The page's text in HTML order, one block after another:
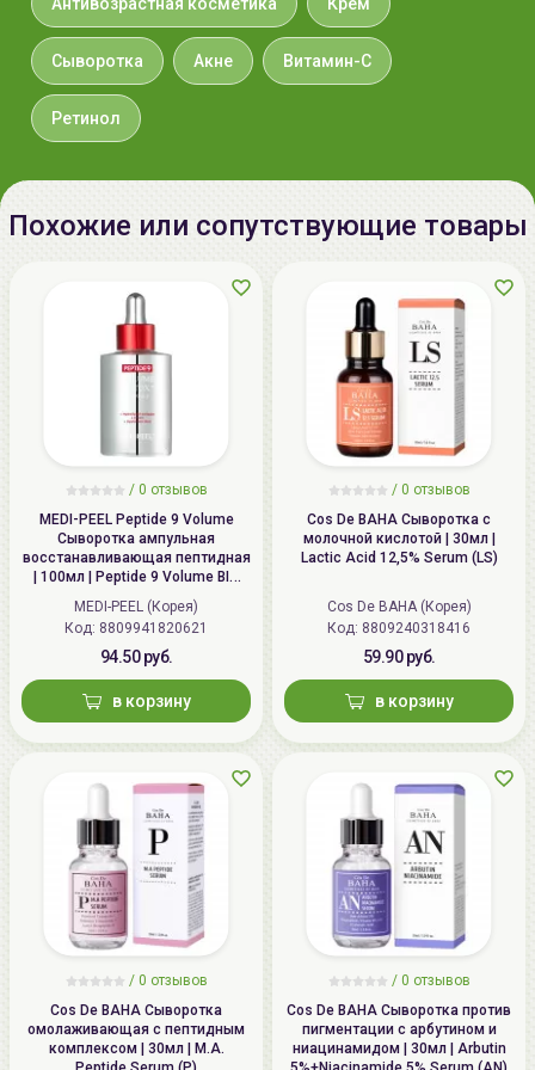
слизистые ребенка), а также совмещать с другими
средствами, содержащими производные витамина А
(топические и системные ретиноиды). При нарушении
целостности кожных покровов сыворотку не
применять. Индивидуальные особенности
Антивозрастная косметика Крем
Сыворотка Акне Витамин-С
Ретинол
Похожие или сопутствующие товары
/ 0 отзывов
MEDI-PEEL Peptide 9 Volume
Сыворотка ампульная
восстанавливающая пептидная
| 100мл | Peptide 9 Volume BIO
TOX Ampoule Pro
MEDI-PEEL (Корея)
Код: 8809941820621
94.50 руб.
в корзину
/ 0 отзывов
Cos De BAHA Сыворотка с
молочной кислотой | 30мл |
Lactic Acid 12,5% Serum (LS)
Cos De BAHA (Корея)
Код: 8809240318416
59.90 руб.
в корзину
/ 0 отзывов
Cos De BAHA Сыворотка
омолаживающая с пептидным
комплексом | 30мл | M.A.
/ 0 отзывов
Cos De BAHA Сыворотка против
пигментации с арбутином и
ниацинамидом | 30мл | Arbutin